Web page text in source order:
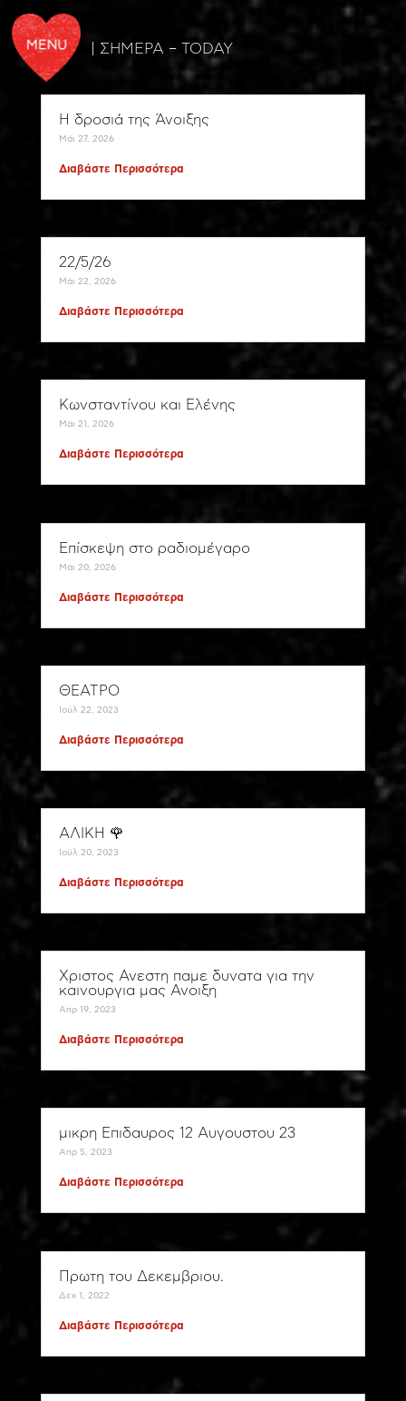
Η δροσιά της Άνοιξης
Μάι 27, 2026
Διαβάστε Περισσότερα
22/5/26
Μάι 22, 2026
Διαβάστε Περισσότερα
Κωνσταντίνου και Ελένης
Μάι 21, 2026
Διαβάστε Περισσότερα
Επίσκεψη στο ραδιομέγαρο
Μάι 20, 2026
Διαβάστε Περισσότερα
ΘΕΑΤΡΟ
Ιούλ 22, 2023
Διαβάστε Περισσότερα
ΑΛΙΚΗ 🌹
Ιούλ 20, 2023
Διαβάστε Περισσότερα
Χριστος Ανεστη παμε δυνατα για την
καινουργια μας Ανοιξη
Απρ 19, 2023
Διαβάστε Περισσότερα
μικρη Επιδαυρος 12 Αυγουστου 23
Απρ 5, 2023
Διαβάστε Περισσότερα
Πρωτη του Δεκεμβριου.
Δεκ 1, 2022
Διαβάστε Περισσότερα
| ΣΗΜΕΡΑ – TODAY